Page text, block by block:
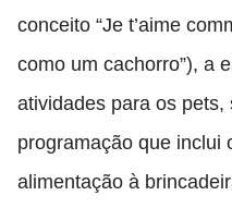
conceito “Je t’aime
como um cachorro”), a
atividades para os pets,
programação que inclui
alimentação à